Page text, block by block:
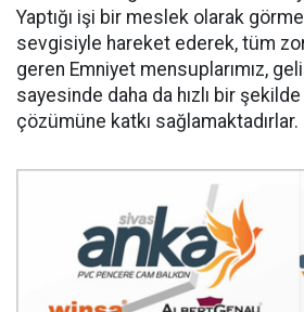
Yaptığı işi bir meslek olarak
sevgisiyle hareket ederek, tüm
geren Emniyet mensuplarımız,
sayesinde daha da hızlı bir
çözümüne katkı sağlamaktadırlar.